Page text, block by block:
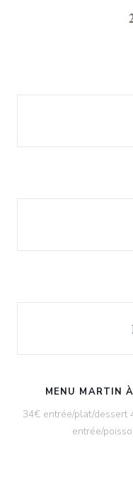
MENU MARTIN
34€ entrée/plat/dessert
entrée/